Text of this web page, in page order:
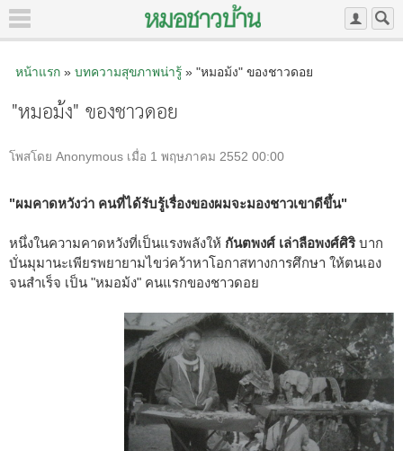
หน้าแรก» บทความสุขภาพน่ารู้» "หมอม้ง" ของชาวดอย
"หมอม้ง" ของชาวดอย
โพสโดย Anonymous เมื่อ 1 พฤษภาคม 2552 00:00
"ผมคาดหวังว่า คนที่ได้รับรู้เรื่องของผมจะมองชาวเขาดีขึ้น"
หนึ่งในความคาดหวังที่เป็นแรงพลังให้ กันตพงศ์ เล่าลือพงศ์ศิริบาก
บั่นมุมานะเพียรพยายามไขว่คว้าหาโอกาสทางการศึกษา ให้ตนเอง
จนสำเร็จ เป็น "หมอม้ง" คนแรกของชาวดอย